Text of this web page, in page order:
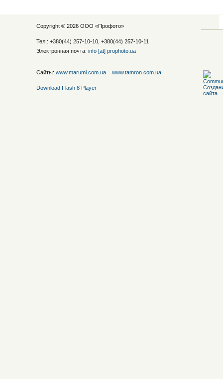
Copyright © 2026 ООО «Профото»
Тел.: +380(44) 257-10-10, +380(44) 257-10-11
Электронная почта: info [at] prophoto.ua
Сайты: www.marumi.com.ua www.tamron.com.ua
Download Flash 8 Player